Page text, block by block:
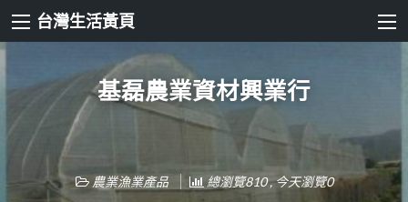
台灣生活黃頁
基磊農業資材興業行
農業漁業產品 總瀏覽810 , 今天瀏覽0